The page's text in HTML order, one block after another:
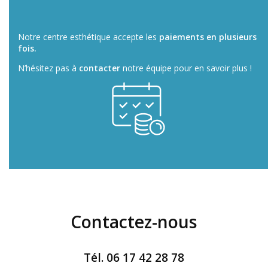
Notre centre esthétique accepte les paiements en plusieurs
fois.
N’hésitez pas à contacter notre équipe pour en savoir plus !
Contactez-nous
Tél. 06 17 42 28 78